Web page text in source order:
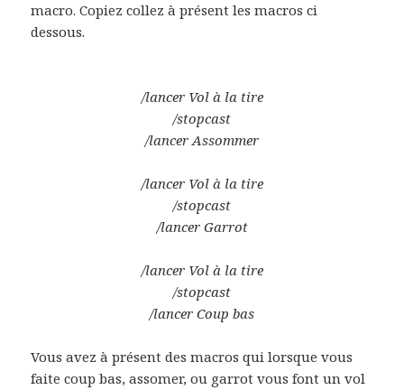
macro. Copiez collez à présent les macros ci
dessous.
/lancer Vol à la tire
/stopcast
/lancer Assommer
/lancer Vol à la tire
/stopcast
/lancer Garrot
/lancer Vol à la tire
/stopcast
/lancer Coup bas
Vous avez à présent des macros qui lorsque vous
faite coup bas, assomer, ou garrot vous font un vol